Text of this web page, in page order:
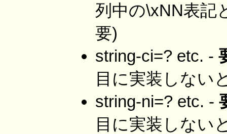
列中の\xNN表記
要)
string-ci=? etc. -
目に実装しない
string-ni=? etc. -
目に実装しない